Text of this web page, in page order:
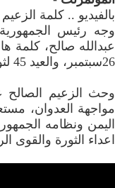
بالفيديو .. كلمة الزعيم الصالح
وجه رئيس
26سبتمبر، والعيد 45 لثورة 14 اكتوبر، والعيد الـ50 للاستقال 30نوفمبر)،
وحث الزعيم الصالح
مواجهة العدوان،
اليمن ونظامه
اعداء الثورة والقوى